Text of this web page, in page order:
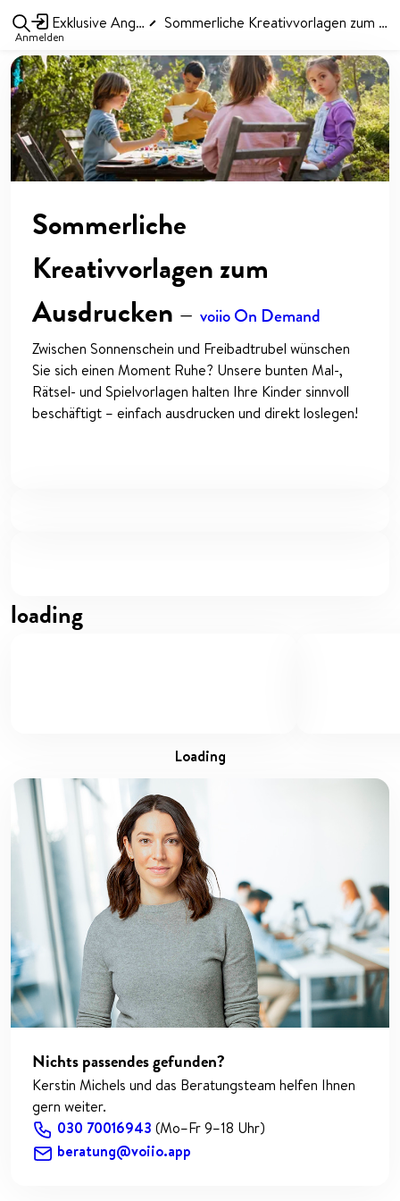
Anmelden
Exklusive Angebote Sommerliche Kreativvorlagen zum Ausdrucken
Sommerliche
Kreativvorlagen zum
Ausdrucken — voiio On Demand
Zwischen Sonnenschein und Freibadtrubel wünschen
Sie sich einen Moment Ruhe? Unsere bunten Mal-,
Rätsel- und Spielvorlagen halten Ihre Kinder sinnvoll
beschäftigt – einfach ausdrucken und direkt loslegen!
loading
loading
Nichts passendes gefunden?
Kerstin Michels und das Beratungsteam helfen Ihnen
gern weiter.
030 70016943 (Mo–Fr 9–18 Uhr)
beratung@voiio.app